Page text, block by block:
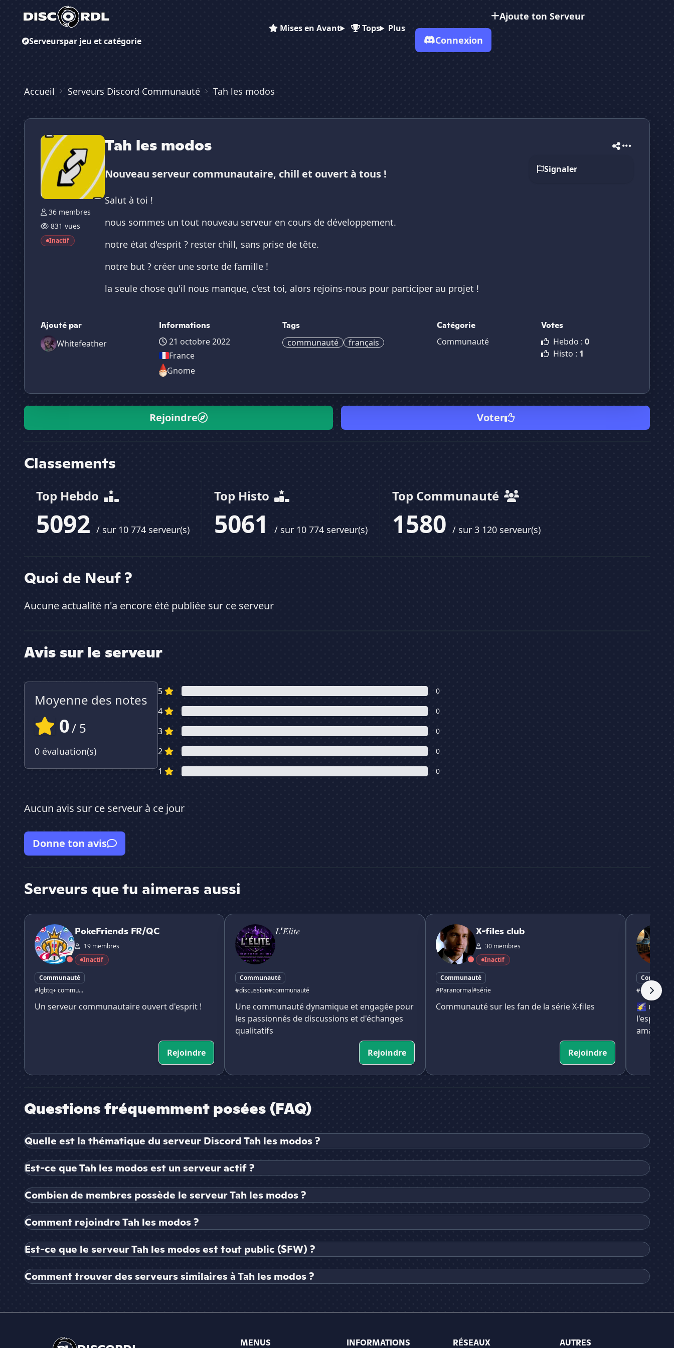
Serveurspar jeu et catégorie
Mises en Avant Tops Plus
Ajoute ton Serveur
Connexion
Accueil Serveurs Discord Communauté Tah les modos
36 membres
831 vues
Inactif
Tah les modos
Signaler
Nouveau serveur communautaire, chill et ouvert à tous !
Salut à toi !
nous sommes un tout nouveau serveur en cours de développement.
notre état d'esprit ? rester chill, sans prise de tête.
notre but ? créer une sorte de famille !
la seule chose qu'il nous manque, c'est toi, alors rejoins-nous pour participer au projet !
Ajouté par
Whitefeather
Informations
21 octobre 2022
France
Gnome
Tags
communauté français
Catégorie
Communauté
Votes
Hebdo : 0
Histo : 1
Rejoindre Voter
Vote pour
Classements
Top Hebdo
5092 / sur 10 774 serveur(s)
Top Histo
5061 / sur 10 774 serveur(s)
Top Communauté
1580 / sur 3 120 serveur(s)
Quoi de Neuf ?
Aucune actualité n'a encore été publiée sur ce serveur
Avis sur le serveur
Moyenne des notes
0/ 5
0 évaluation(s)
5 0
4 0
3 0
2 0
1 0
Aucun avis sur ce serveur à ce jour
Donne ton avis
Serveurs que tu aimeras aussi
PokeFriends FR/QC
PokeFriends FR/QC
19 membres
Inactif
Communauté
#lgbtq+ commu...
Un serveur communautaire ouvert d'esprit !
Rejoindre
𝐿’𝐸́𝑙𝑖𝑡𝑒
𝐿’𝐸́𝑙𝑖𝑡𝑒
Communauté
#discussion#communauté
Une communauté dynamique et engagée pour
les passionnés de discussions et d'échanges
qualitatifs
Rejoindre
X-files club
X-files club
30 membres
Inactif
Communauté
#Paranormal#série
Communauté sur les fan de la série X-files
Rejoindre
🪐・La
#espace #
🌠 un
l'espace,
Questions fréquemment posées (FAQ)
Quelle est la thématique du serveur Discord Tah les modos ?
Est-ce que Tah les modos est un serveur actif ?
Combien de membres possède le serveur Tah les modos ?
Comment rejoindre Tah les modos ?
Est-ce que le serveur Tah les modos est tout public (SFW) ?
Comment trouver des serveurs similaires à Tah les modos ?
MENUS INFORMATIONS RÉSEAUX AUTRES